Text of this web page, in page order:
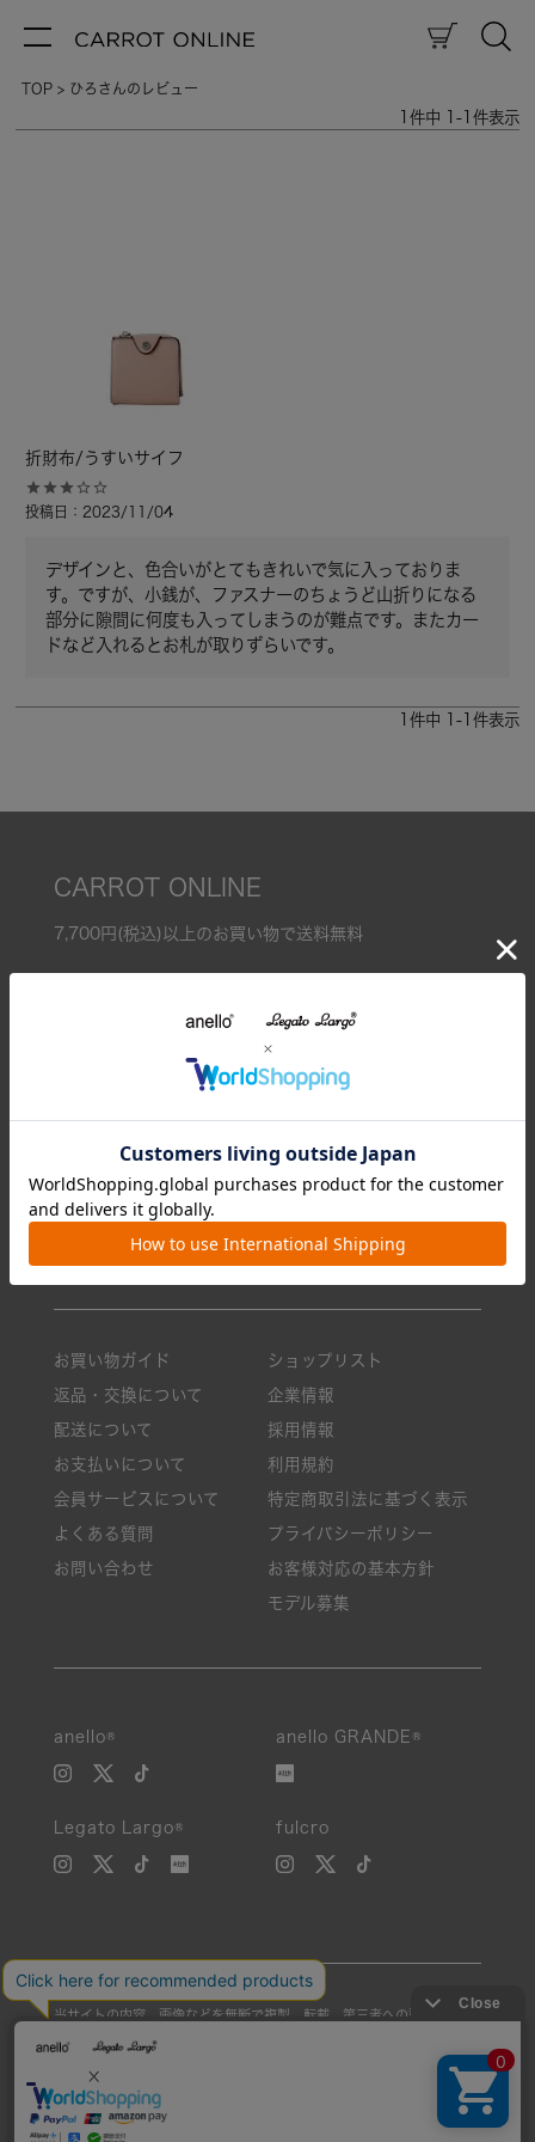
TOP ひろさんのレビュー
件中 -1 件表示
折財布/うすいサイフ
投稿日 2023/11/04
デザインと、色合いがとてもきれいで気に入っておりま
す。ですが、小銭が、ファスナーのちょうど山折りになる
部分に隙間に何度も入ってしまうのが難点です。またカー
ドなど入れるとお札が取りずらいです。
件中 -1 件表示
CARROT ONLINE
7,700円(税込)以上のお買い物で送料無料
リュック/バックパック
ショルダーバッグ
トートバッグ
クロスボディ
ボストンバッグ
特集一覧
ランキング
今月のおすすめ
新商品一覧
ニュース・メディア掲載
ロングセラー
バッグのお手入れ方法
お買い物ガイド
返品・交換について
配送について
お支払いについて
会員サービスについて
よくある質問
お問い合わせ
ショップリスト
企業情報
採用情報
利用規約
特定商取引法に基づく表示
プライバシーポリシー
お客様対応の基本方針
モデル募集
anello® anello GRANDE®
Legato Largo® fulcro
当サイトの内容、画像などを無断で複製、転載、第三者への譲渡などを
Unauthorized reproduction, duplication, or redistribution of any
images or content from this website is strictly prohibited.